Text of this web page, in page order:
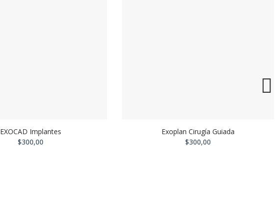
EXOCAD Implantes
$300,00
Exoplan Cirugía Guiada
$300,00